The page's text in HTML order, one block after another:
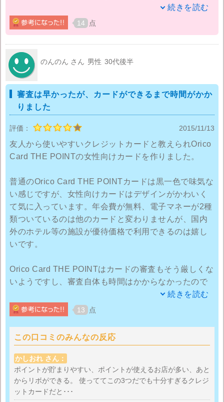
私は、家庭不和の時に夫に私名義のカードを勝手に財
布から抜き取られてしまい、買い物や飲食費の支払い
に使われてしまい、返済できないほどの額になってい
たことがあります。なので家族だからといってクレジ
ットカードを安易な場所に置いておくのも危険だと思
いました。普段からしっかり管理しておけば、紛失し
たことにもすぐに気づけると思います。
しかし、私はその件があって以来、クレジットカード
続きを読む
14 点
のんのん さん 男性 30代後半
審査は早かったが、カードができるまで時間がかか
りました
評価： 2015/11/13
友人から使いやすいクレジットカードと教えられOrico
Card THE POINTの女性向けカードを作りました。
普通のOrico Card THE POINTカードは黒一色で味気な
い感じですが、女性向けカードはデザインがかわいく
て気に入っています。年会費が無料、電子マネーが2種
類ついているのは他のカードと変わりませんが、国内
外のホテル等の施設が優待価格で利用できるのは嬉し
いです。
Orico Card THE POINTはカードの審査もそう厳しくな
いようですし、審査自体も時間はかからなかったので
すがカード発行までちょっと時間がかかりすぎかなと
思いました。入会後6か月はポイント還元が2％なの
と、よくネットショッピングでクレジットカード払い
をするので、ポイントがたまるのが早いです。
海外旅行傷害保険が年会費無料のものにつかないのも
残念ですね。年に一度海外旅行に行くので、その時は
他のクレジットカードを利用しています。
続きを読む
13 点
この口コミのみんなの反応
かしおれ さん：
ポイントが貯まりやすい、ポイントが使えるお店が多い、あと
からリボができる。 使っててこの3つだでも十分すぎるクレジ
ットカードだと･･･